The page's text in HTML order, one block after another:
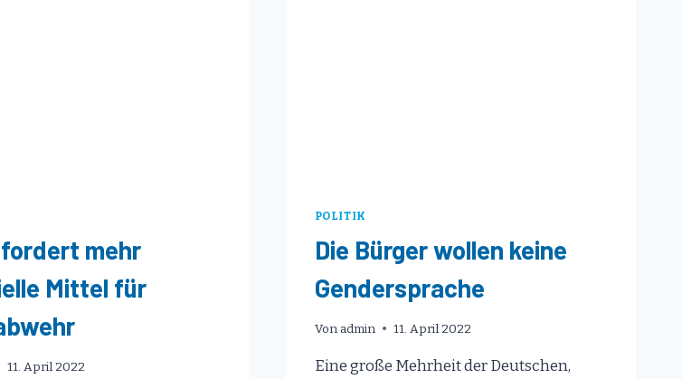
mehr
Mittel für
11. April 2022
POLITIK
Die Bürger wollen keine
Gendersprache
Von admin 11. April 2022
Eine große Mehrheit der Deutschen,